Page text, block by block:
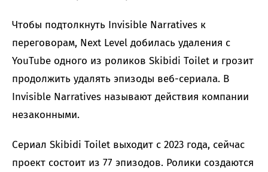
Чтобы подтолкнуть Invisible Narratives к
переговорам, Next Level добилась удаления с
YouTube одного из роликов Skibidi Toilet и грозит
продолжить удалять эпизоды веб-сериала. В
Invisible Narratives называют действия компании
незаконными.
Сериал Skibidi Toilet выходит с 2023 года, сейчас
проект состоит из 77 эпизодов. Ролики создаются